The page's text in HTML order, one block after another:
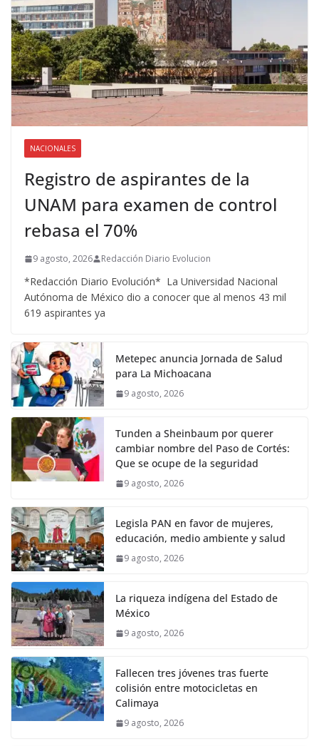
NACIONALES
Registro de aspirantes de la
UNAM para examen de control
rebasa el 70%
9 agosto, 2026 Redacción Diario Evolucion
*Redacción Diario Evolución* La Universidad Nacional
Autónoma de México dio a conocer que al menos 43 mil
619 aspirantes ya
Metepec anuncia Jornada de Salud
para La Michoacana
9 agosto, 2026
Tunden a Sheinbaum por querer
cambiar nombre del Paso de Cortés:
Que se ocupe de la seguridad
9 agosto, 2026
Legisla PAN en favor de mujeres,
educación, medio ambiente y salud
9 agosto, 2026
La riqueza indígena del Estado de
México
9 agosto, 2026
Fallecen tres jóvenes tras fuerte
colisión entre motocicletas en
Calimaya
9 agosto, 2026